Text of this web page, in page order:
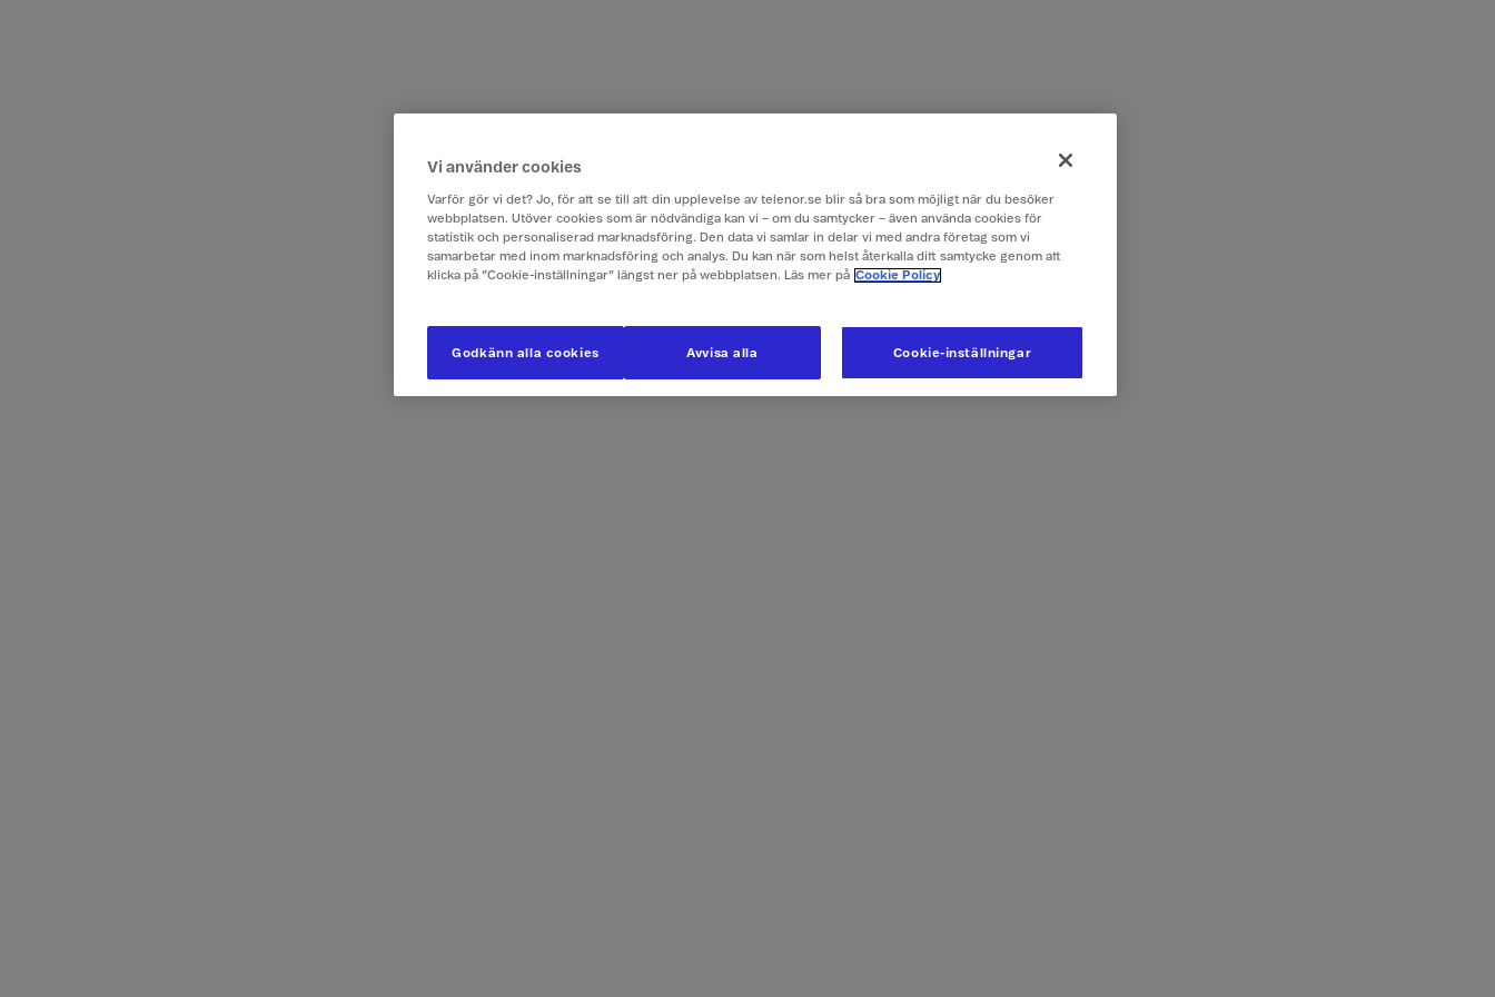
Vi använder cookies
Varför gör vi det? Jo, för att se till att din upplevelse av telenor.se blir så bra som möjligt när du besöker
webbplatsen. Utöver cookies som är nödvändiga kan vi – om du samtycker – även använda cookies för
statistik och personaliserad marknadsföring. Den data vi samlar in delar vi med andra företag som vi
samarbetar med inom marknadsföring och analys. Du kan när som helst återkalla ditt samtycke genom att
klicka på ”Cookie-inställningar” längst ner på webbplatsen. Läs mer på Cookie Policy
Cookie-inställningar
Avvisa alla
Godkänn alla cookies